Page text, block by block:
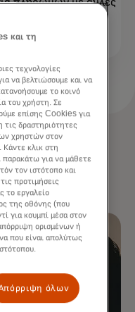
χειροκίνητη
να
της
καρτών
και τη
τεχνολογίες
να βελτιώσουμε και να
το κοινό
του χρήστη. Σε
επίσης Cookies για
δραστηριότητες
χρηστών στον
Κάντε κλικ στη
παρακάτω για να μάθετε
τον ιστότοπο και
προτιμήσεις
το εργαλείο
της οθόνης (που
για κουμπί μέσα στον
ορισμένων ή
που είναι απολύτως
όλων